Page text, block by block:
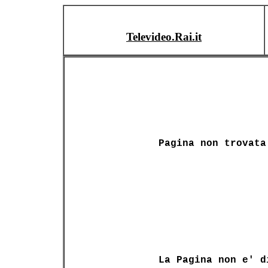
Televideo.Rai.it
Pagina non trovata
La Pagina non e'